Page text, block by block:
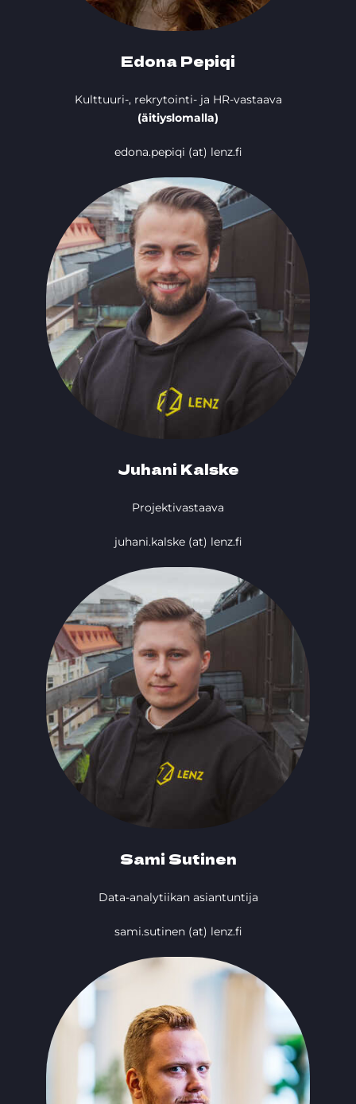
Edona Pepiqi
Kulttuuri-, rekrytointi- ja HR-vastaava
(äitiyslomalla)
edona.pepiqi (at) lenz.fi
Juhani Kalske
Projektivastaava
juhani.kalske (at) lenz.fi
Sami Sutinen
Data-analytiikan asiantuntija
sami.sutinen (at) lenz.fi